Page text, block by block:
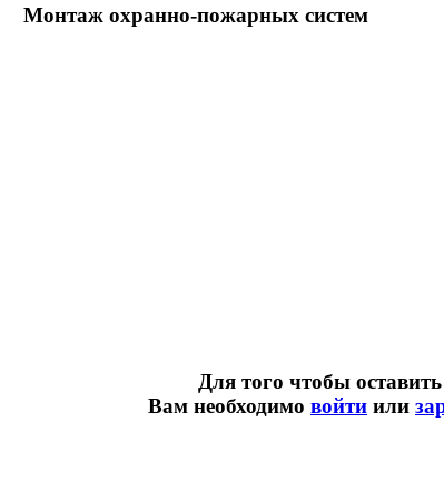
Монтаж охранно-пожарных систем
Для того чтобы
Вам необходимо войти или